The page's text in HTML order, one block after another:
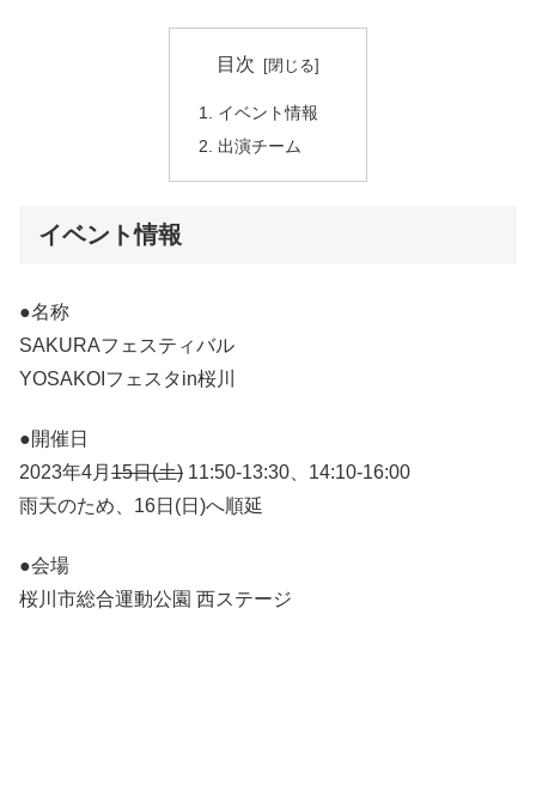
目次
イベント情報
出演チーム
イベント情報
●名称
SAKURAフェスティバル
YOSAKOIフェスタin桜川
●開催日
2023年4月 15日(土) 11:50-13:30、14:10-16:00
雨天のため、16日(日)へ順延
●会場
桜川市総合運動公園 西ステージ